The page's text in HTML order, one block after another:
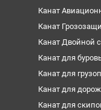
Канат
Канат
Канат Двойной
Канат для
Канат для
Канат для
Канат для